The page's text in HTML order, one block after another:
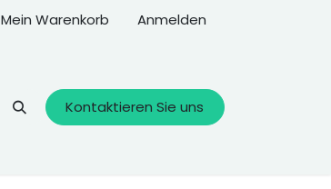
Mein Warenkorb Anmelden
Kontaktieren Sie uns